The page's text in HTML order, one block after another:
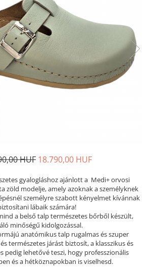
talpú lábbeli
Leon
KOLLEKCIÓ
HUF 18.790,00 HUF
gyalogláshoz ajánlott a Medi+ orvosi
zöld modelje, amely azoknak a személyknek
személyre szabott kényelmet kívánnak
lábaik számára!
a belső talp természetes bőrből készült,
minőségű kidolgozással.
anatómikus talp rugalmas és szuper
természetes járást biztosít, a klasszikus és
pedig lehetővé teszi, hogy professzionális
és a hétköznapokban is viselhesd.